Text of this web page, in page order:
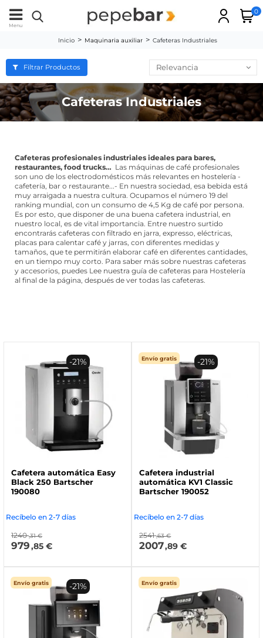
Menu
0
Inicio Maquinaria auxiliar Cafeteras Industriales
Cafeteras Industriales
Cafeteras profesionales industriales ideales para bares,
restaurantes, food trucks… Las máquinas de café profesionales
son uno de los electrodomésticos más relevantes en hostelería -
cafetería, bar o restaurante...- En nuestra sociedad, esa bebida está
muy arraigada a nuestra cultura. Ocupamos el número 19 del
ranking mundial, con un consumo de 4,5 Kg de café por persona.
Es por esto, que disponer de una buena cafetera industrial, en
nuestro local, es de vital importancia. Entre nuestro surtido
encontrarás cafeteras con filtrado en jarra, expresso, eléctricas,
placas para calentar café y jarras, con diferentes medidas y
tamaños, que te permitirán elaborar café en diferentes cantidades,
en un tiempo muy corto. Para saber más sobre nuestras cafeteras
y accesorios, puedes Lee nuestra guía de cafeteras para Hostelería
al final de la página, después de ver todas las cafeteras.
Filtrar Productos Relevancia
Cafetera automática Easy
Black 250 Bartscher
190080
Recíbelo en 2-7 días
1240 ,31 €
979,85 €
-21% Envío gratis
Cafetera industrial
automática KV1 Classic
Bartscher 190052
Recíbelo en 2-7 días
2541 ,63 €
2007,89 €
-21%
Envío gratis -21% Envío gratis